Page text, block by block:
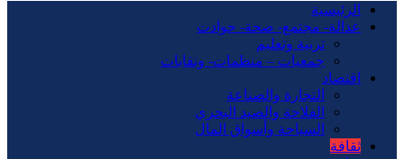
الرئيسية
عدالة- مجتمع- صحة- حوادت
تربية وتعليم
جمعيات – منظمات- ونقابات
اقتصاد
التجارة والصناعة
الفلاحة والصيد البحري
السياحة وأسواق المال
ثقافة